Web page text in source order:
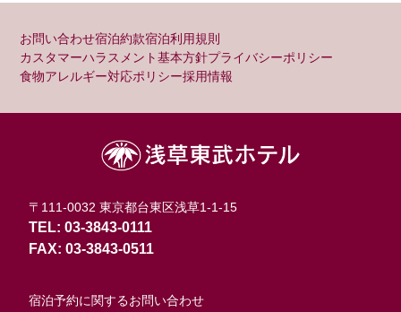
お問い合わせ宿泊約款宿泊利用規則
カスタマーハラスメント基本方針プライバシーポリシー
食物アレルギー対応ポリシー採用情報
〒111-0032 東京都台東区浅草1-1-15
TEL: 03-3843-0111
FAX: 03-3843-0511
宿泊予約に関するお問い合わせ